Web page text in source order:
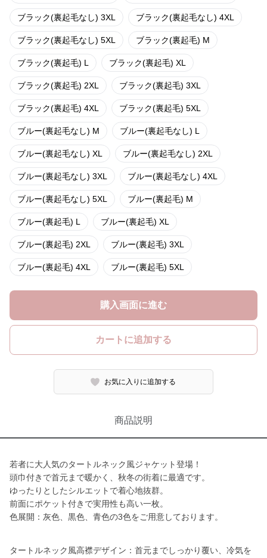
ブラック(裏起毛なし) 3XL ブラック(裏起毛なし) 4XL
ブラック(裏起毛なし) 5XL ブラック(裏起毛) M
ブラック(裏起毛) L ブラック(裏起毛) XL
ブラック(裏起毛) 2XL ブラック(裏起毛) 3XL
ブラック(裏起毛) 4XL ブラック(裏起毛) 5XL
ブルー(裏起毛なし) M ブルー(裏起毛なし) L
ブルー(裏起毛なし) XL ブルー(裏起毛なし) 2XL
ブルー(裏起毛なし) 3XL ブルー(裏起毛なし) 4XL
ブルー(裏起毛なし) 5XL ブルー(裏起毛) M
ブルー(裏起毛) L ブルー(裏起毛) XL
ブルー(裏起毛) 2XL ブルー(裏起毛) 3XL
ブルー(裏起毛) 4XL ブルー(裏起毛) 5XL
購入画面に進む
カートに追加する
お気に入りに追加する
商品説明
若者に大人気のタートルネック風ジャケット登場！
頭巾付きで首元まで暖かく、秋冬の街着に最適です。
ゆったりとしたシルエットで着心地抜群。
前面にポケット付きで実用性も高い一枚。
色展開：灰色、黒色、青色の3色をご用意しております。
タートルネック風高襟デザイン：首元までしっかり覆い、冷気を